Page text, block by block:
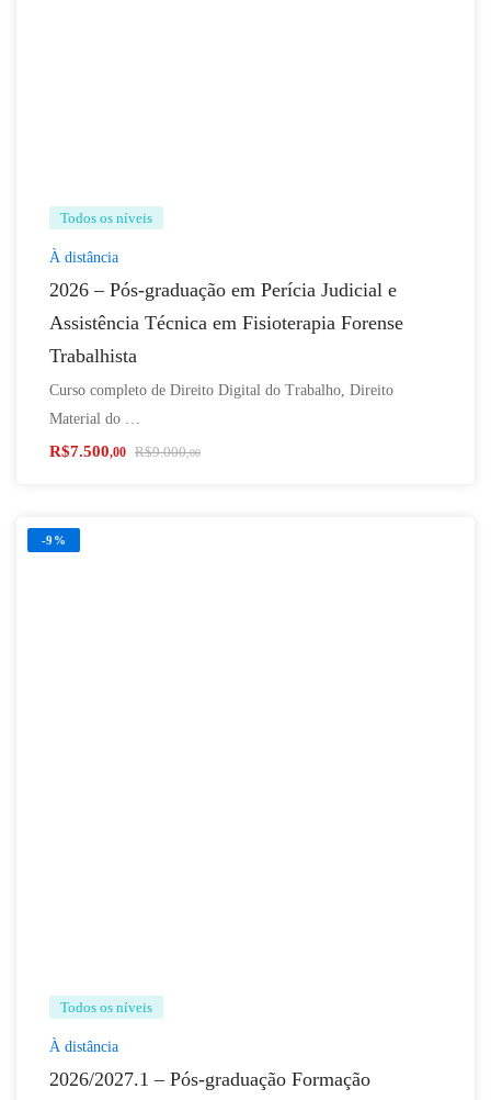
Todos os níveis
À distância
2026 – Pós-graduação em Perícia Judicial e
Assistência Técnica em Fisioterapia Forense
Trabalhista
Curso completo de Direito Digital do Trabalho, Direito
Material do …
R$7.500,00 R$9.000,00
-9%
Todos os níveis
À distância
2026/2027.1 – Pós-graduação Formação